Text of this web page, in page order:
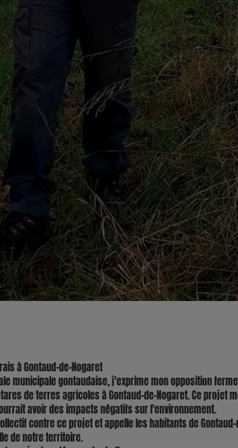
à Gontaud-de-Nogaret
municipale gontaudaise, j'exprime mon opposition
de terres agricoles à Gontaud-de-Nogaret. Ce projet
avoir des impacts négatifs sur l'environnement.
contre ce projet et appelle les habitants de
de notre territoire.